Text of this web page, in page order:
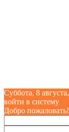
Суббота, 8
войти в систему
Добро